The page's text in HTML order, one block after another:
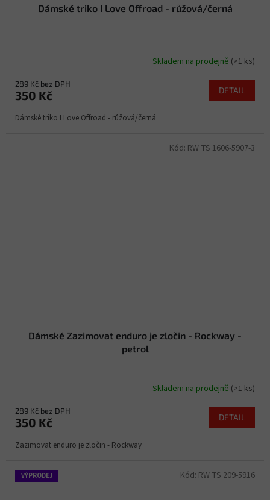
Dámské triko I Love Offroad - růžová/černá
Skladem na prodejně (>1 ks)
289 Kč bez DPH
350 Kč DETAIL
Dámské triko I Love Offroad - růžová/černá
Dámské Zazimovat enduro je zločin - Rockway -
petrol
Skladem na prodejně (>1 ks)
289 Kč bez DPH
350 Kč DETAIL
Zazimovat enduro je zločin - Rockway
Kód: RW TS 1606-5907-3
VÝPRODEJ Kód: RW TS 209-5916